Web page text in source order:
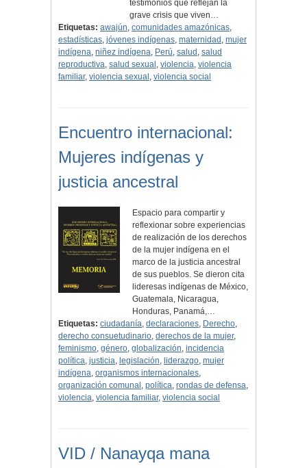
testimonios que reflejan la
grave crisis que viven…
Etiquetas: awajún, comunidades amazónicas,
estadísticas, jóvenes indígenas, maternidad , mujer
indígena, niñez indígena, Perú, salud , salud
reproductiva, salud sexual , violencia, violencia
familiar, violencia sexual , violencia social
Encuentro internacional:
Mujeres indígenas y
justicia ancestral
Espacio para compartir y
reflexionar sobre experiencias
de realización de los derechos
de la mujer indígena en el
marco de la justicia ancestral
de sus pueblos. Se dieron cita
lideresas indígenas de México,
Guatemala, Nicaragua,
Honduras, Panamá,…
Etiquetas: ciudadanía, declaraciones, Derecho,
derecho consuetudinario, derechos de la mujer,
feminismo, género, globalización, incidencia
política, justicia, legislación, liderazgo, mujer
indígena, organismos internacionales,
organización comunal , política, rondas de defensa,
violencia, violencia familiar, violencia social
VID / Nanayqa mana